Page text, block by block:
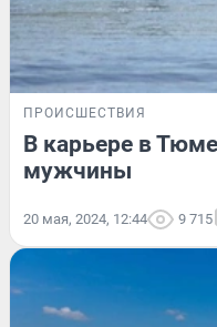
ПРОИСШЕСТВИЯ
В карьере в
мужчины
20 мая, 2024, 12:44 9 715